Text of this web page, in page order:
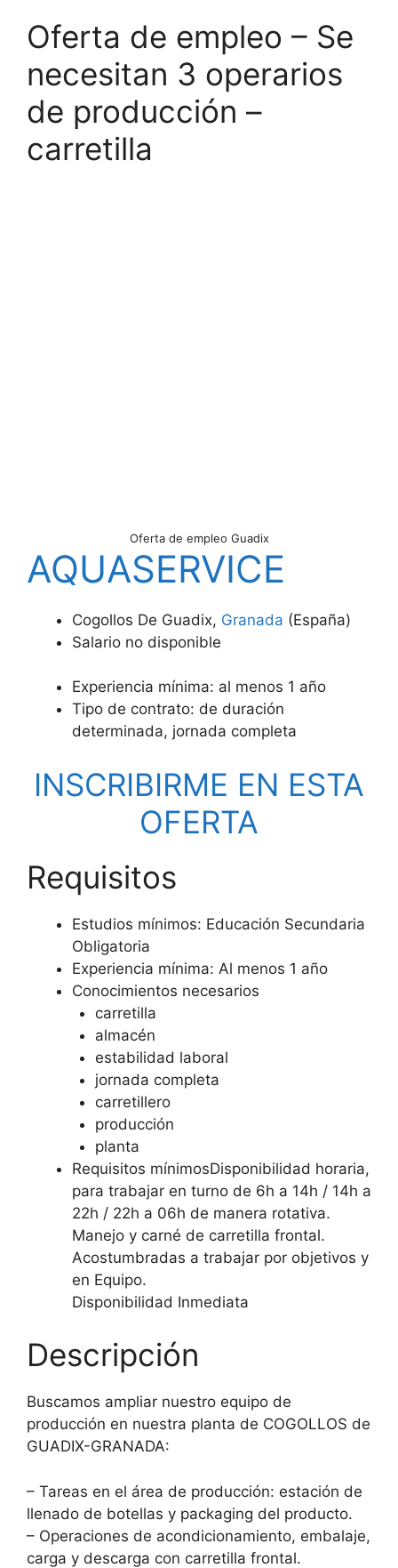
Oferta de empleo – Se
necesitan 3 operarios
de producción –
carretilla
Oferta de empleo Guadix
AQUASERVICE
Cogollos De Guadix, Granada (España)
Salario no disponible
Experiencia mínima: al menos 1 año
Tipo de contrato: de duración
determinada, jornada completa
INSCRIBIRME EN ESTA
OFERTA
Requisitos
Estudios mínimos: Educación Secundaria
Obligatoria
Experiencia mínima: Al menos 1 año
Conocimientos necesarios
carretilla
almacén
estabilidad laboral
jornada completa
carretillero
producción
planta
Requisitos mínimosDisponibilidad horaria,
para trabajar en turno de 6h a 14h / 14h a
22h / 22h a 06h de manera rotativa.
Manejo y carné de carretilla frontal.
Acostumbradas a trabajar por objetivos y
en Equipo.
Disponibilidad Inmediata
Descripción
Buscamos ampliar nuestro equipo de
producción en nuestra planta de COGOLLOS de
GUADIX-GRANADA:
– Tareas en el área de producción: estación de
llenado de botellas y packaging del producto.
– Operaciones de acondicionamiento, embalaje,
carga y descarga con carretilla frontal.